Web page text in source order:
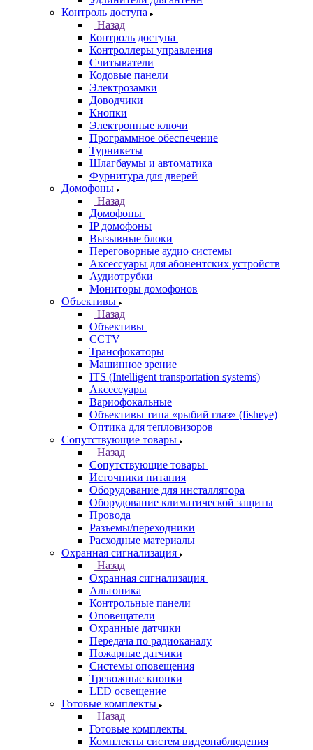
Контроль доступа
Назад
Контроль доступа
Контроллеры управления
Считыватели
Кодовые панели
Электрозамки
Доводчики
Кнопки
Электронные ключи
Программное обеспечение
Турникеты
Шлагбаумы и автоматика
Фурнитура для дверей
Домофоны
Назад
Домофоны
IP домофоны
Вызывные блоки
Переговорные аудио системы
Аксессуары для абонентских устройств
Аудиотрубки
Мониторы домофонов
Объективы
Назад
Объективы
CCTV
Трансфокаторы
Машинное зрение
ITS (Intelligent transportation systems)
Аксессуары
Вариофокальные
Объективы типа «рыбий глаз» (fisheye)
Оптика для тепловизоров
Сопутствующие товары
Назад
Сопутствующие товары
Источники питания
Оборудование для инсталлятора
Оборудование климатической защиты
Провода
Разъемы/переходники
Расходные материалы
Охранная сигнализация
Назад
Охранная сигнализация
Альтоника
Контрольные панели
Оповещатели
Охранные датчики
Передача по радиоканалу
Пожарные датчики
Системы оповещения
Тревожные кнопки
LED освещение
Готовые комплекты
Назад
Готовые комплекты
Комплекты систем видеонаблюдения